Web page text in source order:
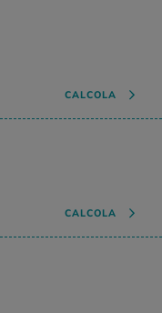
CALCOLA
CALCOLA